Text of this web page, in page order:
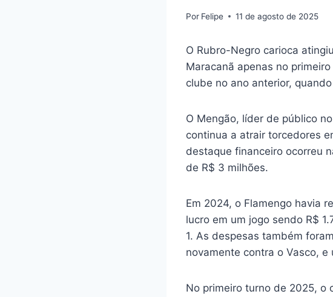
Por Felipe 11 de agosto de 2025
O Rubro-Negro carioca
Maracanã apenas no
clube no ano anterior,
O Mengão, líder de público
continua a atrair torcedores
destaque financeiro ocorreu
de R$ 3 milhões.
Em 2024, o Flamengo havia
lucro em um jogo sendo R$
1. As despesas também
novamente contra o Vasco, e
No primeiro turno de 2025, o